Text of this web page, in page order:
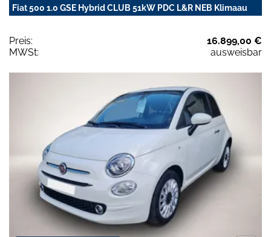
Fiat 500 1.0 GSE Hybrid CLUB 51kW PDC L&R NEB Klimaau
Preis:
16.899,00 €
MWSt:
ausweisbar